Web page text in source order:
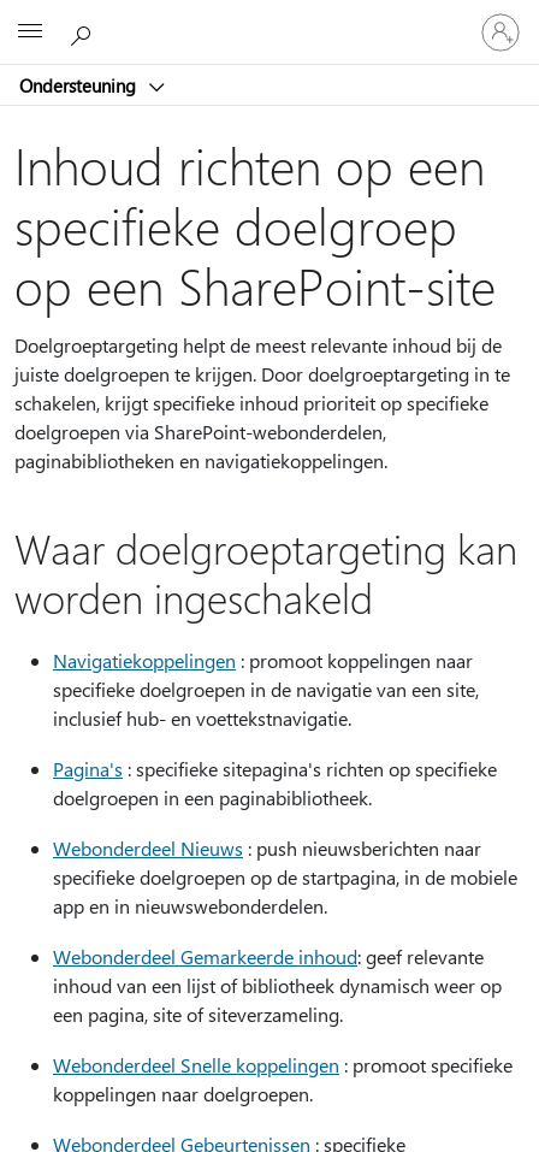
Ondersteuning
Meld
je
aan
je
Inhoud richten op een
specifieke doelgroep
op een SharePoint-site
Doelgroeptargeting helpt de meest relevante inhoud bij de
juiste doelgroepen te krijgen. Door doelgroeptargeting in te
schakelen, krijgt specifieke inhoud prioriteit op specifieke
doelgroepen via SharePoint-webonderdelen,
paginabibliotheken en navigatiekoppelingen.
Waar doelgroeptargeting kan
worden ingeschakeld
Navigatiekoppelingen : promoot koppelingen naar
specifieke doelgroepen in de navigatie van een site,
inclusief hub- en voettekstnavigatie.
Pagina's : specifieke sitepagina's richten op specifieke
doelgroepen in een paginabibliotheek.
Webonderdeel Nieuws : push nieuwsberichten naar
specifieke doelgroepen op de startpagina, in de mobiele
app en in nieuwswebonderdelen.
Webonderdeel Gemarkeerde inhoud: geef relevante
inhoud van een lijst of bibliotheek dynamisch weer op
een pagina, site of siteverzameling.
Webonderdeel Snelle koppelingen : promoot specifieke
koppelingen naar doelgroepen.
Webonderdeel Gebeurtenissen : specifieke